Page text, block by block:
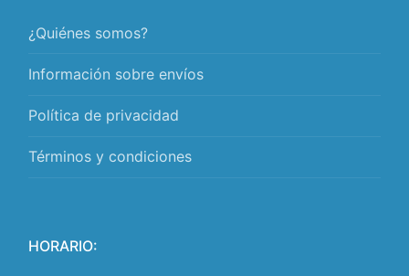
¿Quiénes somos?
Información sobre envíos
Política de privacidad
Términos y condiciones
HORARIO: